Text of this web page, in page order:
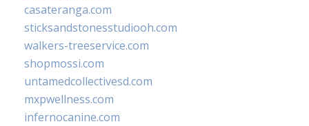
casateranga.com
sticksandstonesstudiooh.com
walkers-treeservice.com
shopmossi.com
untamedcollectivesd.com
mxpwellness.com
infernocanine.com